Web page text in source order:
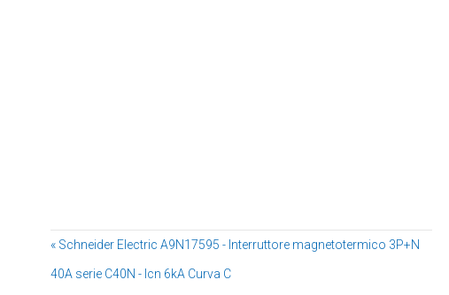
« Schneider Electric A9N17595 - Interruttore magnetotermico 3P+N
40A serie C40N - Icn 6kA Curva C